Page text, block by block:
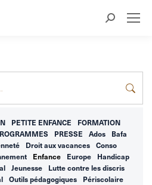
Recherche
PETITE ENFANCE
FORMATION
PRESSE Ados
Bafa
Droit aux vacances
Conso
Enfance Europe
Handicap
Jeunesse
Lutte contre les discris
Outils pédagogiques
Périscolaire